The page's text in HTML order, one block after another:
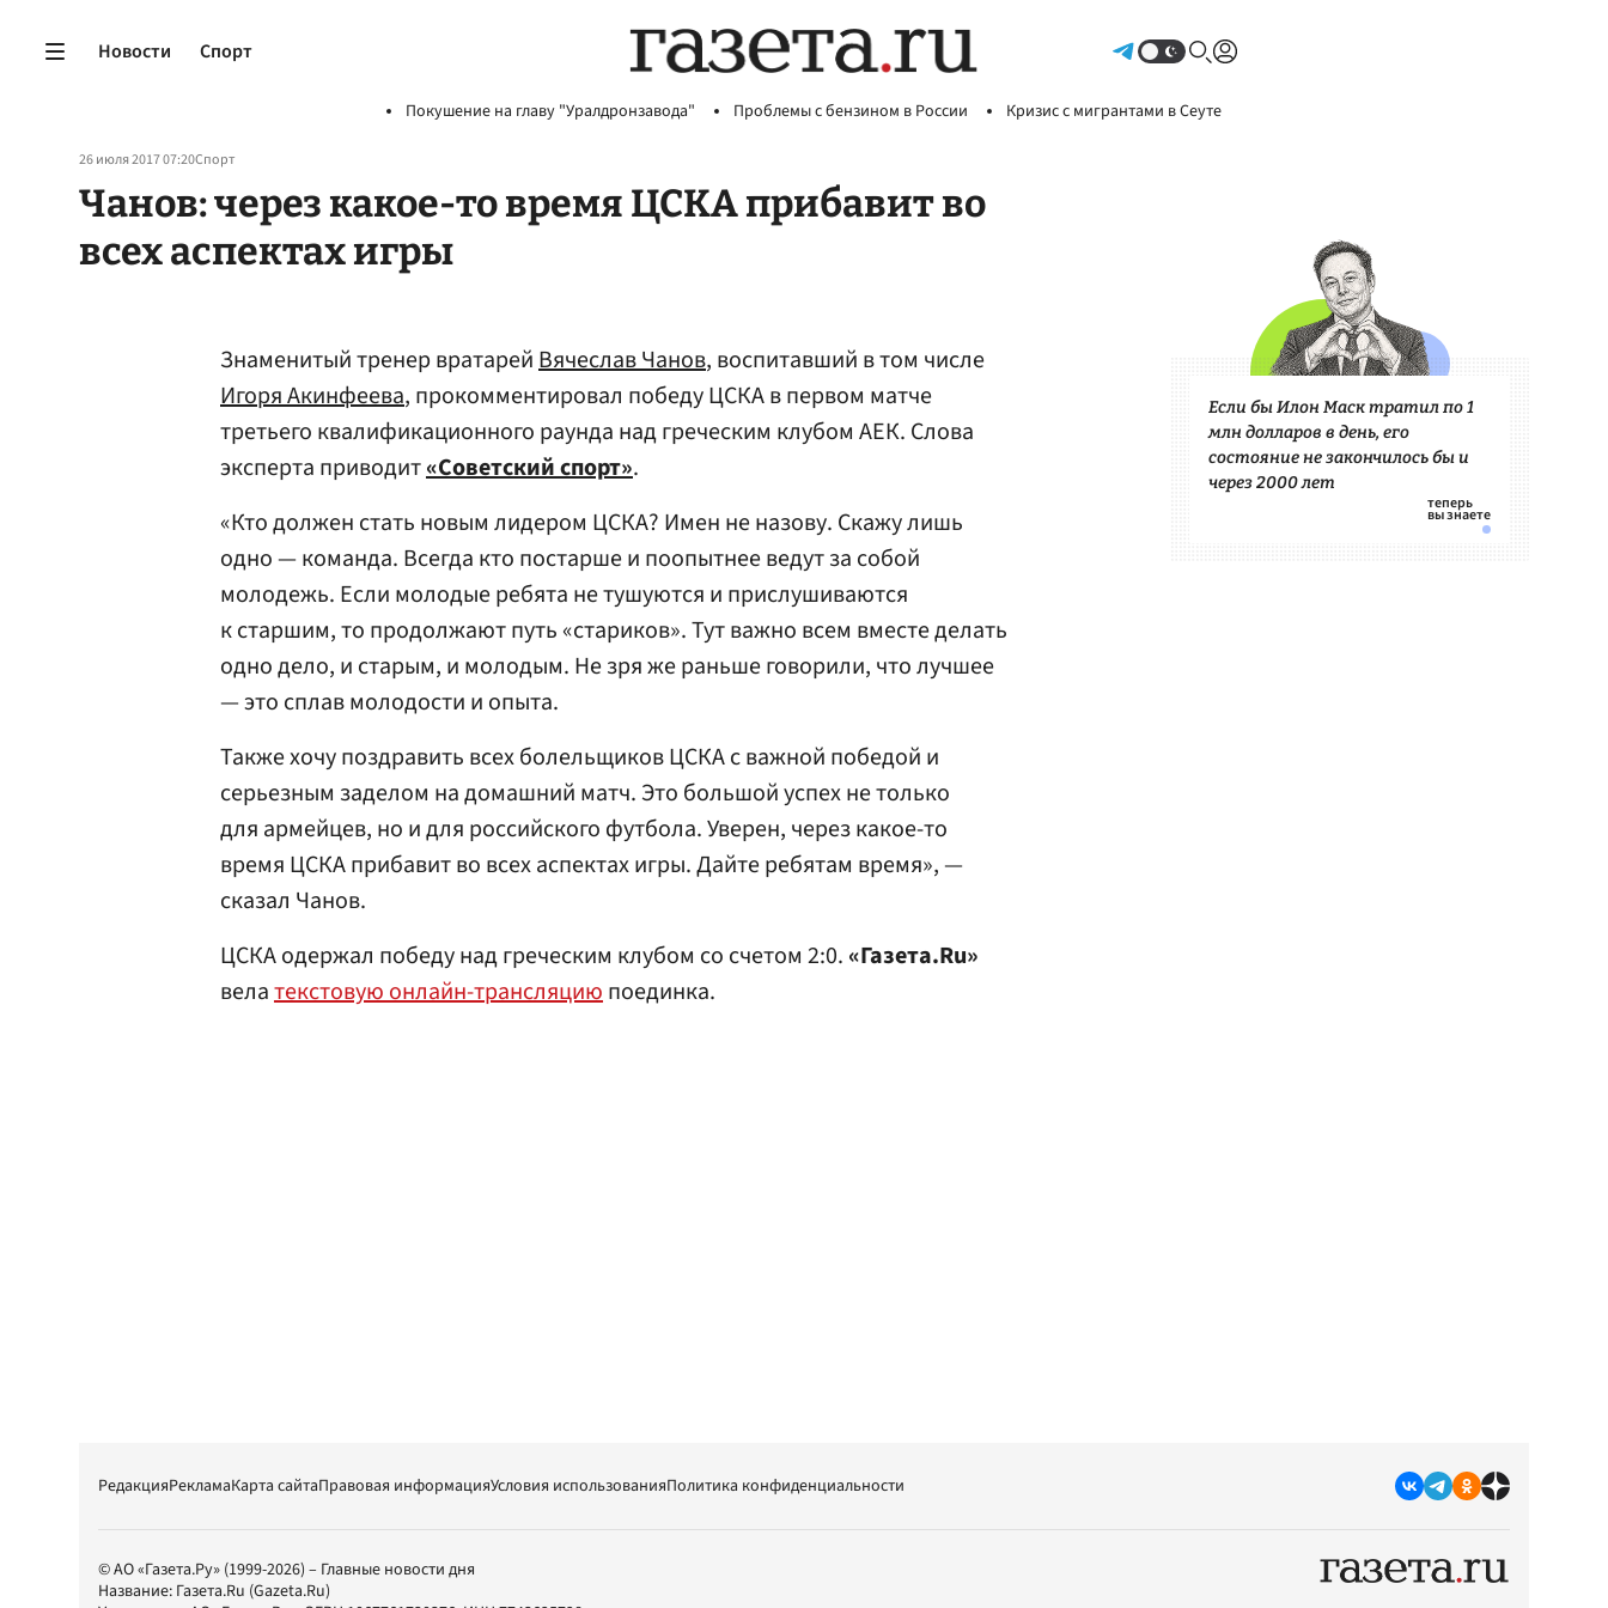
Новости Спорт
Покушение на главу "Уралдронзавода" Проблемы с бензином в России Кризис с мигрантами в Сеуте
26 июля 2017 07:20Спорт
Чанов: через какое-то время ЦСКА прибавит во
всех аспектах игры
Знаменитый тренер вратарейВячеслав Чанов, воспитавший в том числе
Игоря Акинфеева, прокомментировал победу ЦСКА в первом матче
третьего квалификационного раунда над греческим клубом АЕК. Слова
эксперта приводит«Советский спорт».
«Кто должен стать новым лидером ЦСКА? Имен не назову. Скажу лишь
одно — команда. Всегда кто постарше и поопытнее ведут за собой
молодежь. Если молодые ребята не тушуются и прислушиваются
к старшим, то продолжают путь «стариков». Тут важно всем вместе делать
одно дело, и старым, и молодым. Не зря же раньше говорили, что лучшее
— это сплав молодости и опыта.
Также хочу поздравить всех болельщиков ЦСКА с важной победой и
серьезным заделом на домашний матч. Это большой успех не только
для армейцев, но и для российского футбола. Уверен, через какое-то
время ЦСКА прибавит во всех аспектах игры. Дайте ребятам время», —
сказал Чанов.
ЦСКА одержал победу над греческим клубом со счетом 2:0. «Газета.Ru»
велатекстовую онлайн-трансляциюпоединка.
Если бы Илон Маск тратил по 1
млн долларов в день, его
состояние не закончилось бы и
через 2000 лет
РедакцияРекламаКарта сайтаПравовая информацияУсловия использованияПолитика конфиденциальности
© АО «Газета.Ру» (1999-2026) – Главные новости дня
Название: Газета.Ru (Gazeta.Ru)